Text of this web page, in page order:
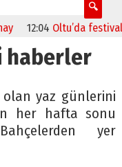
12:04 Oltu’da festival
haberler
olan yaz günlerini
her hafta sonu
yer